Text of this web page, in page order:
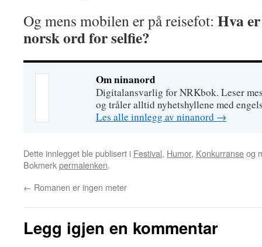
Og mens mobilen er på reisefot: Hva
norsk ord for selfie?
Om ninanord
Digitalansvarlig for NRKbok. Leser
og tråler alltid nyhetshyllene med
Les alle innlegg av ninanord →
Dette innlegget ble publisert i Festival, Humor, Konkurranseog
Bokmerkpermalenken.
← Romanen er ingen meter
Legg igjen en kommentar